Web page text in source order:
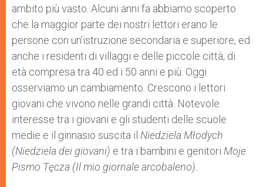
ambito più vasto. Alcuni anni fa abbiamo scoperto
che la maggior parte dei nostri lettori erano le
persone con un’istruzione secondaria e superiore, ed
anche i residenti di villaggi e delle piccole città, di
età compresa tra 40 ed i 50 anni e più. Oggi
osserviamo un cambiamento. Crescono i lettori
giovani che vivono nelle grandi città. Notevole
interesse tra i giovani e gli studenti delle scuole
medie e il ginnasio suscita il Niedziela Młodych
(Niedziela dei giovani) e tra i bambini e genitori Moje
Pismo Tęcza (Il mio giornale arcobaleno).